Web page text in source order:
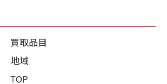
買取品目
地域
TOP